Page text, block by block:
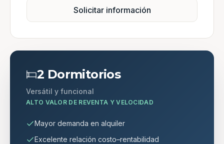
Solicitar información
2 Dormitorios
Versátil y funcional
ALTO VALOR DE REVENTA Y VELOCIDAD
Mayor demanda en alquiler
Excelente relación costo–rentabilidad